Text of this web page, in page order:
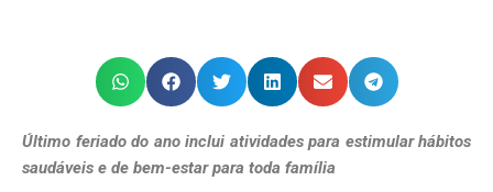
Último feriado do ano inclui atividades para estimular hábitos
saudáveis e de bem-estar para toda família